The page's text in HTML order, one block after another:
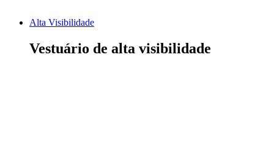
Alta Visibilidade
Vestuário de alta visibilidade